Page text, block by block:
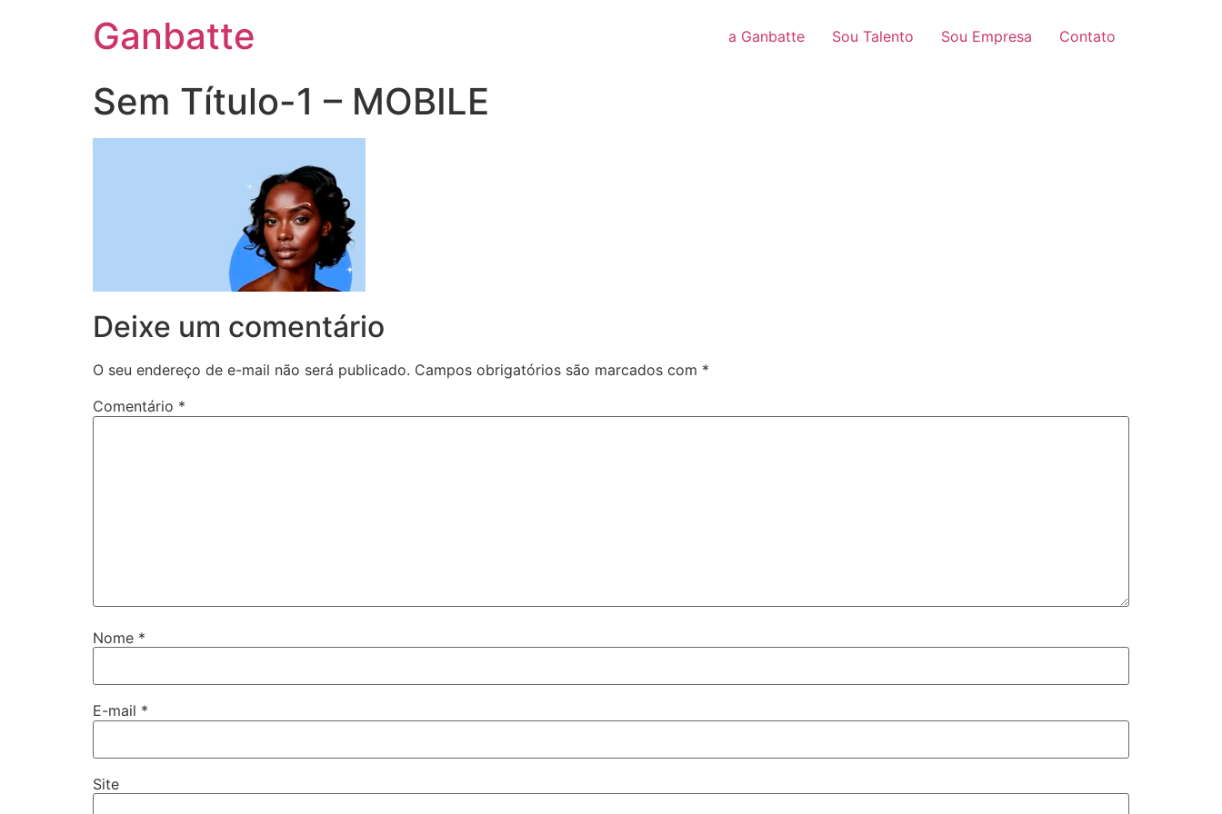
Ganbatte a Ganbatte Sou Talento Sou Empresa Contato
Sem Título-1 – MOBILE
Deixe um comentário
O seu endereço de e-mail não será publicado. Campos obrigatórios são marcados com *
Comentário *
Nome *
E-mail *
Site